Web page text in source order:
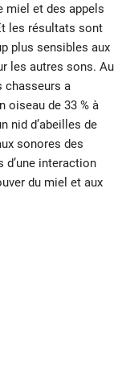
miel et des appels
les résultats sont
plus sensibles aux
les autres sons. Au
chasseurs a
oiseau de 33 % à
nid d’abeilles de
sonores des
d’une interaction
du miel et aux